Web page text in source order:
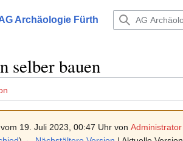
Archäologie Fürth
selber bauen
19. Juli 2023, 00:47 Uhr von Administrator